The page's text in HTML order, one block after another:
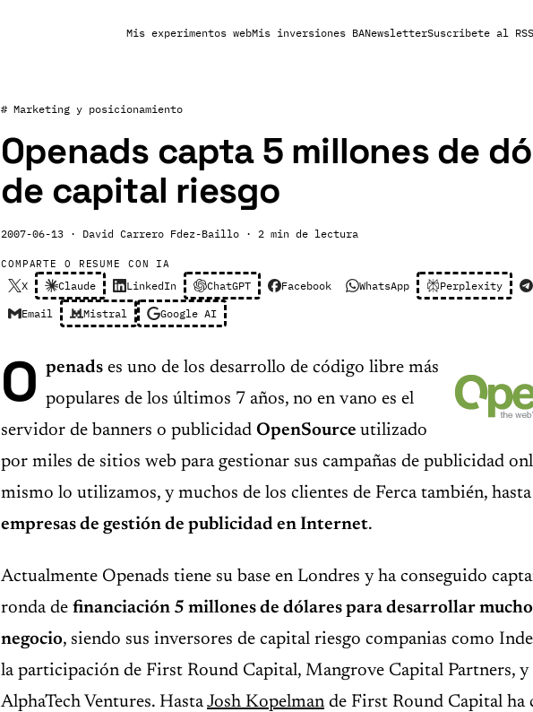
Mis experimentos webMis inversiones BANewsletterSuscribete al RSS
# Marketing y posicionamiento
Openads capta 5 millones de
de capital riesgo
2007-06-13 · David Carrero Fdez-Baillo · 2 min de lectura
COMPARTE O RESUME CON IA
X Claude LinkedIn ChatGPT Facebook WhatsApp Perplexity
Email Mistral Google AI
O penads es uno de los desarrollo de código libre más
populares de los últimos 7 años, no en vano es el
servidor de banners o publicidad OpenSource utilizado
por miles de sitios web para gestionar sus campañas de publicidad
mismo lo utilizamos, y muchos de los clientes de Ferca también, hasta
empresas de gestión de publicidad en Internet.
Actualmente Openads tiene su base en Londres y ha conseguido
ronda de financiación 5 millones de dólares para desarrollar mucho
negocio, siendo sus inversores de capital riesgo companias como
la participación de First Round Capital, Mangrove Capital Partners, y
AlphaTech Ventures. Hasta Josh Kopelmande First Round Capital ha